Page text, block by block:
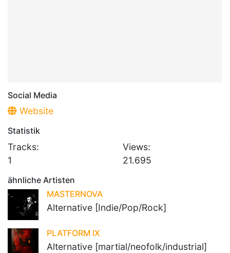
Social Media
Website
Statistik
Tracks:
1
Views:
21.695
ähnliche Artisten
MASTERNOVA
Alternative [Indie/Pop/Rock]
PLATFORM IX
Alternative [martial/neofolk/industrial]